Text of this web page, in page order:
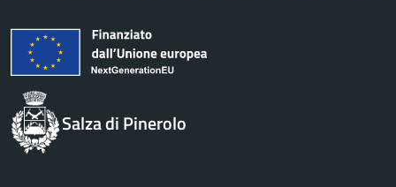
Salza di Pinerolo